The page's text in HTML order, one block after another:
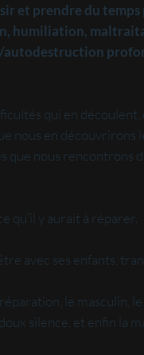
et prendre du temps
humiliation,
qui en
nous en découvrirons
nous rencontrons
qu’il y aurait à réparer.
avec ses enfants,
le masculin, le
silence, et enfin la